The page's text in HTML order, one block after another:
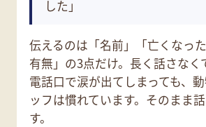
した」
伝えるのは「名前」「亡くなっ
有無」の3点だけ。長く話さなく
電話口で涙が出てしまっても、
ッフは慣れています。そのまま
す。